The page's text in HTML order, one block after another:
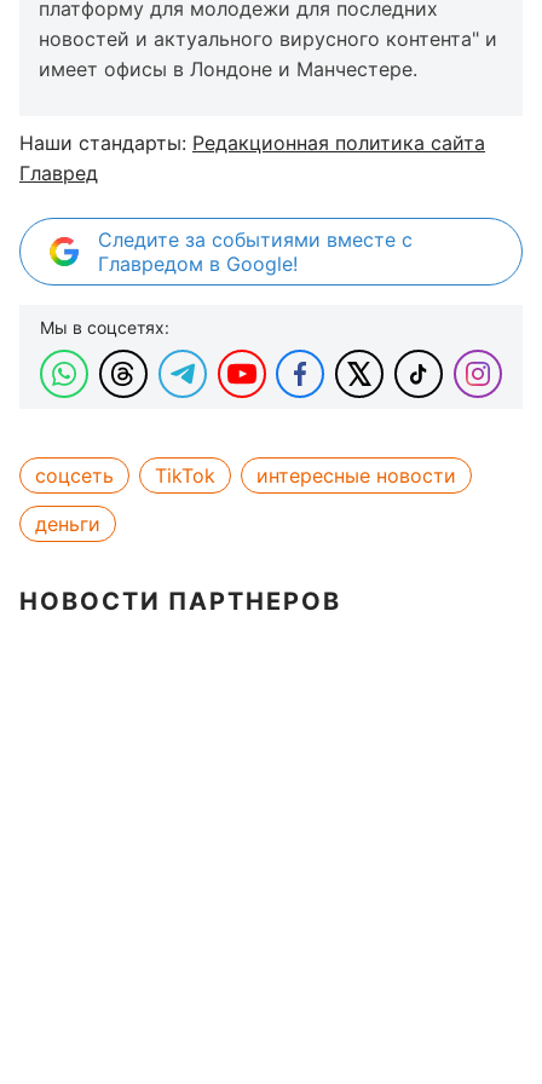
платформу для молодежи для последних
новостей и актуального вирусного контента" и
имеет офисы в Лондоне и Манчестере.
Наши стандарты: Редакционная политика сайта
Главред
Следите за событиями вместе с
Главредом в Google!
Мы в соцсетях:
соцсеть TikTok
интересные новости
деньги
НОВОСТИ ПАРТНЕРОВ